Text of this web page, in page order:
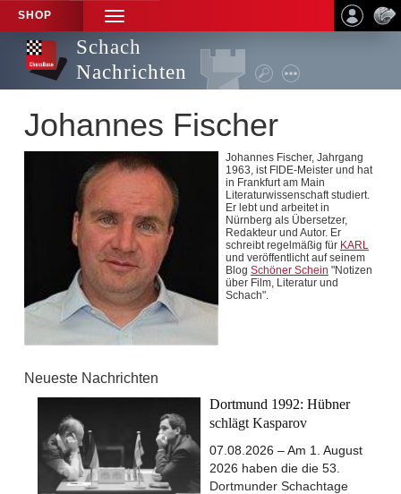
SHOP
TOGGLE
NAVIGATION
Schach
Nachrichten
Johannes Fischer
Johannes Fischer, Jahrgang
1963, ist FIDE-Meister und hat
in Frankfurt am Main
Literaturwissenschaft studiert.
Er lebt und arbeitet in
Nürnberg als Übersetzer,
Redakteur und Autor. Er
schreibt regelmäßig für KARL
und veröffentlicht auf seinem
Blog Schöner Schein "Notizen
über Film, Literatur und
Schach".
Neueste Nachrichten
Dortmund 1992: Hübner
schlägt Kasparov
07.08.2026 – Am 1. August
2026 haben die die 53.
Dortmunder Schachtage